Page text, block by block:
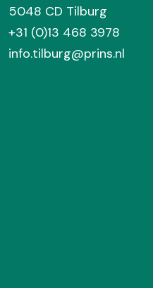
5048 CD Tilburg
+31 (0)13 468 3978
info.tilburg@prins.nl